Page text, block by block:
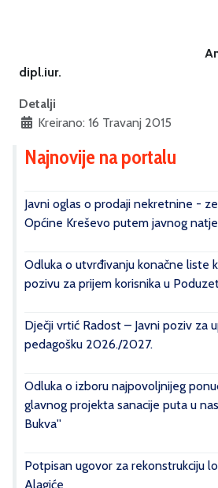
Anita
dipl.iur.
Detalji
Kreirano: 16 Travanj 2015
Najnovije na portalu
Javni oglas o prodaji nekretnine -
Općine Kreševo putem javnog
Odluka o utvrđivanju konačne liste
pozivu za prijem korisnika u
Dječji vrtić Radost – Javni poziv za
pedagošku 2026./2027.
Odluka o izboru najpovoljnijeg
glavnog projekta sanacije puta u
Bukva''
Potpisan ugovor za rekonstrukciju
Alagiće